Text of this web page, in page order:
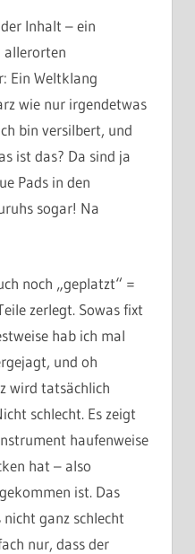
Inhalt – ein
allerorten
Ein Weltklang
wie nur irgendetwas
bin versilbert, und
ist das? Da sind ja
Pads in den
sogar! Na
noch „geplatzt“ =
zerlegt. Sowas fixt
hab ich mal
und oh
wird tatsächlich
schlecht. Es zeigt
haufenweise
hat – also
ist. Das
ganz schlecht
nur, dass der